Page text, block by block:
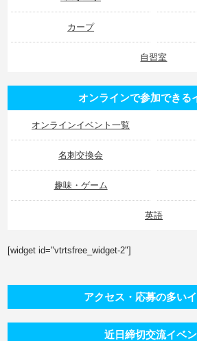
カープ
自習室
オンラインで参加できる
オンラインイベント一覧
名刺交換会
趣味・ゲーム
英語
[widget id="vtrtsfree_widget-2"]
アクセス・応募の多い
近日締切交流イベ